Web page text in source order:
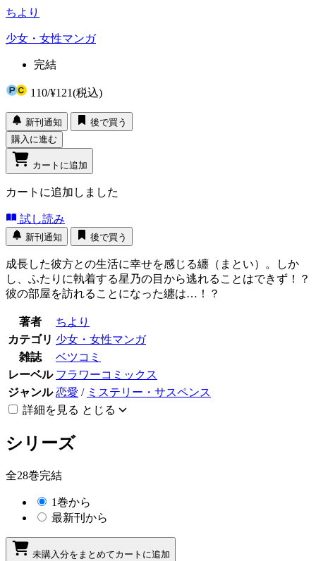
ちより
少女・女性マンガ
完結
110/¥121(税込)
新刊通知
後で買う
購入に進む
カートに追加
カートに追加しました
試し読み
新刊通知 後で買う
成長した彼方との生活に幸せを感じる纏（まとい）。しか
し、ふたりに執着する星乃の目から逃れることはできず！？
彼の部屋を訪れることになった纏は…！？
著者
ちより
カテゴリ 少女・女性マンガ
雑誌
ベツコミ
レーベル フラワーコミックス
ジャンル 恋愛 / ミステリー・サスペンス
詳細を見る とじる
シリーズ
全28巻完結
1巻から
最新刊から
未購入分をまとめてカートに追加